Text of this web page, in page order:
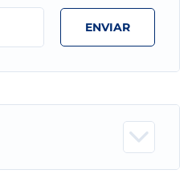
ENVIAR